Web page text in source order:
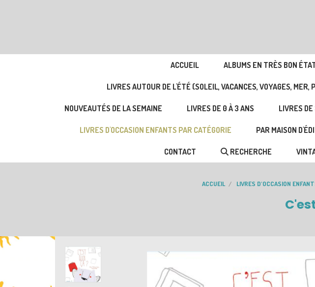
ACCUEIL ALBUMS EN TRÈS BON
LIVRES AUTOUR DE L'ÉTÉ (SOLEIL, VACANCES, VOYAGES, MER,
NOUVEAUTÉS DE LA SEMAINE LIVRES DE 0 À 3 ANS LIVRES
LIVRES D'OCCASION ENFANTS PAR CATÉGORIE PAR MAISON
CONTACT RECHERCHE
ACCUEIL LIVRES D'OCCASION